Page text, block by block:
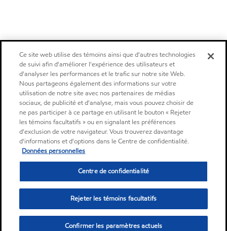
Ce site web utilise des témoins ainsi que d'autres technologies
de suivi afin d'améliorer l'expérience des utilisateurs et
d'analyser les performances et le trafic sur notre site Web.
Nous partageons également des informations sur votre
utilisation de notre site avec nos partenaires de médias
sociaux, de publicité et d'analyse, mais vous pouvez choisir de
ne pas participer à ce partage en utilisant le bouton « Rejeter
les témoins facultatifs » ou en signalant les préférences
d'exclusion de votre navigateur. Vous trouverez davantage
d'informations et d'options dans le Centre de confidentialité.
Données personnelles
Centre de confidentialité
Rejeter les témoins facultatifs
Confirmer les paramètres actuels